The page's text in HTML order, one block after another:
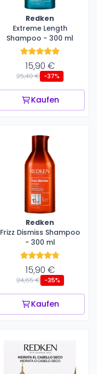
Redken
Extreme Length
Shampoo - 300 ml
15,90 €
25,40 € -37%
Kaufen
Redken
Frizz Dismiss Shampoo
- 300 ml
15,90 €
24,65 € -35%
Kaufen